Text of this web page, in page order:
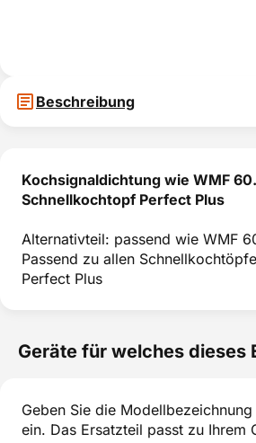
Beschreibung
Kochsignaldichtung wie WMF
Schnellkochtopf Perfect Plus
Alternativteil: passend wie WMF
Passend zu allen
Perfect Plus
Geräte für welches dieses
Geben Sie die
ein. Das Ersatzteil passt zu Ihrem